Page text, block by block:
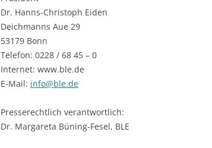
Dr. Hanns-Christoph Eiden
Deichmanns Aue 29
53179 Bonn
Telefon: 0228 / 68 45 – 0
Internet: www.ble.de
E-Mail: info@ble.de
Presserechtlich verantwortlich:
Dr. Margareta Büning-Fesel, BLE